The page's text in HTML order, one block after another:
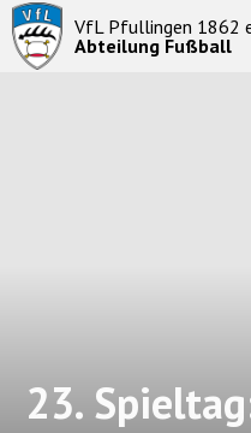
VfL Pfullingen 1862
Abteilung Fußball
Startseite
News
23.